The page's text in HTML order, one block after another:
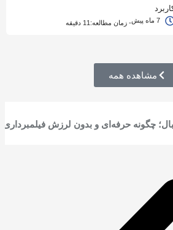
7 ماه پیش - زمان مطالعه: 11 دقیقه
مشاهده همه
چگونه حرفه‌ای و بدون لرزش فیلمبرداری